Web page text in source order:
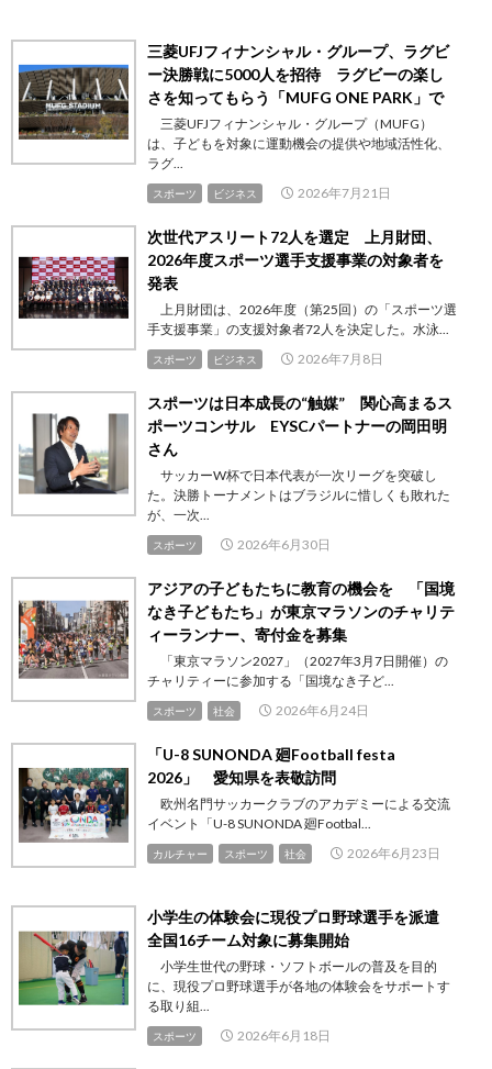
三菱UFJフィナンシャル・グループ、ラグビ
ー決勝戦に5000人を招待 ラグビーの楽し
さを知ってもらう「MUFG ONE PARK」で
三菱UFJフィナンシャル・グループ（MUFG）
は、子どもを対象に運動機会の提供や地域活性化、
ラグ...
スポーツ ビジネス 2026年7月21日
次世代アスリート72人を選定 上月財団、
2026年度スポーツ選手支援事業の対象者を
発表
上月財団は、2026年度（第25回）の「スポーツ選
手支援事業」の支援対象者72人を決定した。水泳...
スポーツ ビジネス 2026年7月8日
スポーツは日本成長の“触媒” 関心高まるス
ポーツコンサル EYSCパートナーの岡田明
さん
サッカーW杯で日本代表が一次リーグを突破し
た。決勝トーナメントはブラジルに惜しくも敗れた
が、一次...
スポーツ 2026年6月30日
アジアの子どもたちに教育の機会を 「国境
なき子どもたち」が東京マラソンのチャリテ
ィーランナー、寄付金を募集
「東京マラソン2027」（2027年3月7日開催）の
チャリティーに参加する「国境なき子ど...
スポーツ 社会 2026年6月24日
「U-8 SUNONDA 廻Football festa
2026」 愛知県を表敬訪問
欧州名門サッカークラブのアカデミーによる交流
イベント「U-8 SUNONDA 廻Footbal...
カルチャー スポーツ 社会 2026年6月23日
小学生の体験会に現役プロ野球選手を派遣
全国16チーム対象に募集開始
小学生世代の野球・ソフトボールの普及を目的
に、現役プロ野球選手が各地の体験会をサポートす
る取り組...
スポーツ 2026年6月18日